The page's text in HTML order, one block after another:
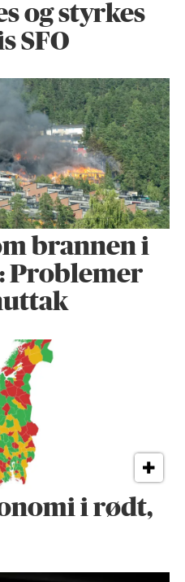
og styrkes
SFO
brannen i
Problemer
i rødt,